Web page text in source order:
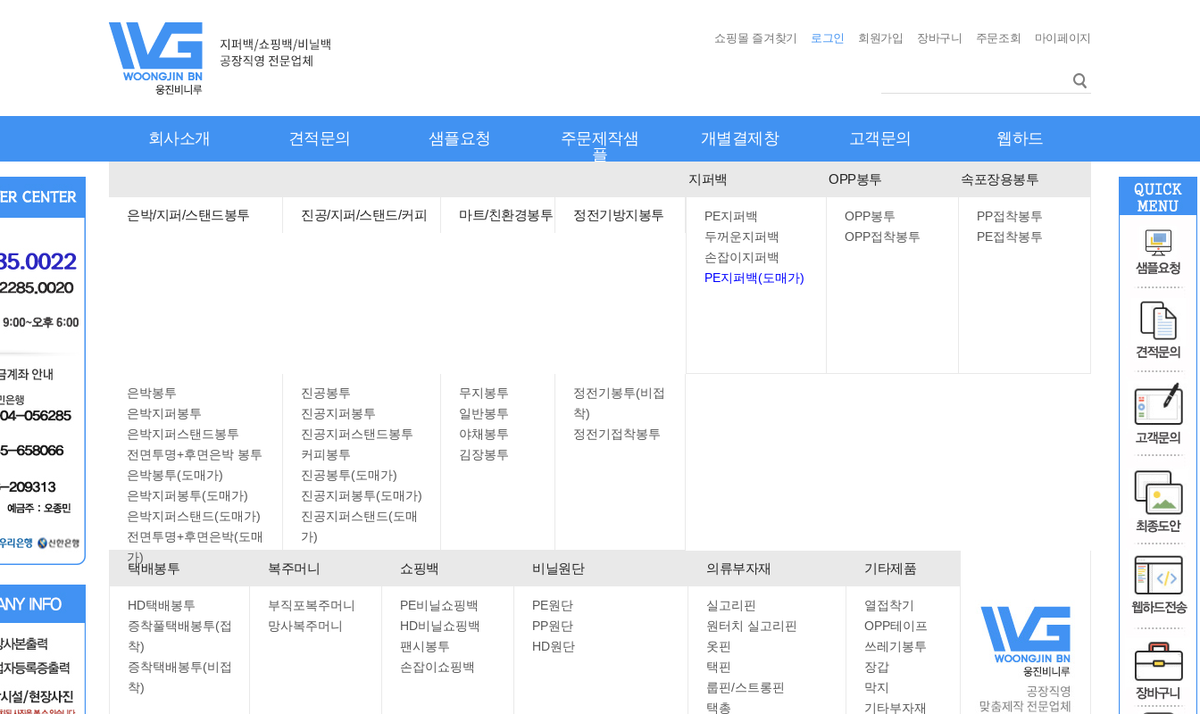
쇼핑몰 즐겨찾기 로그인 회원가입 장바구니 주문조회 마이페이지
회사소개 견적문의 샘플요청
주문제작샘
플
개별결제창 고객문의 웹하드
지퍼백 OPP봉투 속포장용봉투
은박/지퍼/스탠드봉투 진공/지퍼/스탠드/커피 마트/친환경봉투 정전기방지봉투
PE지퍼백
두꺼운지퍼백
손잡이지퍼백
PE지퍼백(도매가)
OPP봉투
OPP접착봉투
PP접착봉투
PE접착봉투
은박봉투
은박지퍼봉투
은박지퍼스탠드봉투
전면투명+후면은박 봉투
은박봉투(도매가)
은박지퍼봉투(도매가)
은박지퍼스탠드(도매가)
전면투명+후면은박(도매
가)
진공봉투
진공지퍼봉투
진공지퍼스탠드봉투
커피봉투
진공봉투(도매가)
진공지퍼봉투(도매가)
진공지퍼스탠드(도매
가)
무지봉투
일반봉투
야채봉투
김장봉투
정전기봉투(비접
착)
정전기접착봉투
택배봉투 복주머니 쇼핑백 비닐원단 의류부자재 기타제품
HD택배봉투
증착풀택배봉투(접
착)
증착택배봉투(비접
착)
부직포복주머니
망사복주머니
PE비닐쇼핑백
HD비닐쇼핑백
팬시봉투
손잡이쇼핑백
PE원단
PP원단
HD원단
실고리핀
원터치 실고리핀
옷핀
택핀
룹핀/스트롱핀
택총
열접착기
OPP테이프
쓰레기봉투
장갑
막지
기타부자재